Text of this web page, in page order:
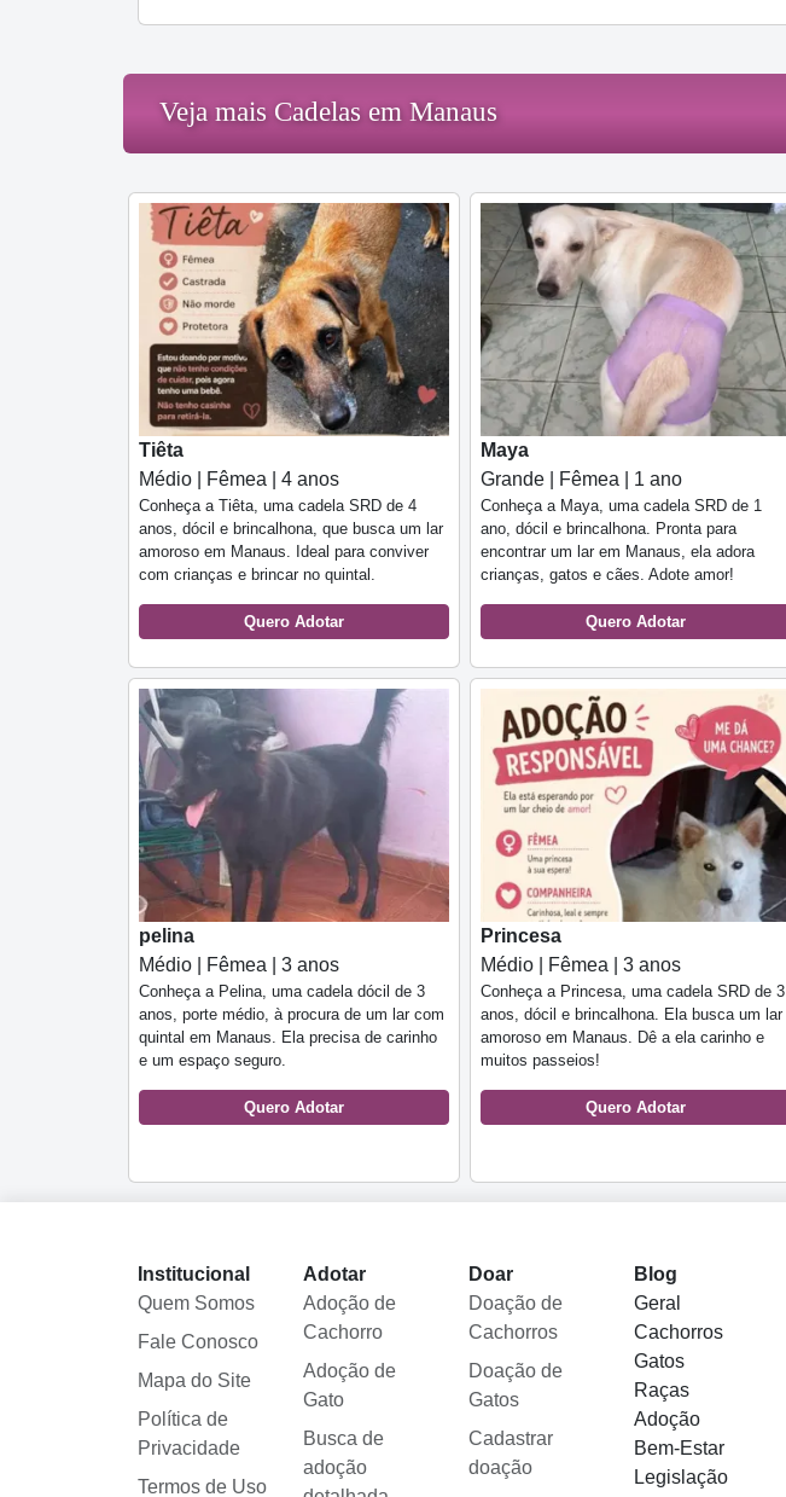
Veja mais Cadelas em Manaus
Tiêta
Médio | Fêmea | 4 anos
Conheça a Tiêta, uma cadela SRD de 4
anos, dócil e brincalhona, que busca um lar
amoroso em Manaus. Ideal para conviver
com crianças e brincar no quintal.
Quero Adotar
Maya
Grande | Fêmea | 1 ano
Conheça a Maya, uma cadela SRD de 1
ano, dócil e brincalhona. Pronta para
encontrar um lar em Manaus, ela adora
crianças, gatos e cães. Adote amor!
Quero Adotar
pelina
Médio | Fêmea | 3 anos
Conheça a Pelina, uma cadela dócil de 3
anos, porte médio, à procura de um lar com
quintal em Manaus. Ela precisa de carinho
e um espaço seguro.
Quero Adotar
Princesa
Médio | Fêmea | 3 anos
Conheça a Princesa, uma cadela SRD de 3
anos, dócil e brincalhona. Ela busca um lar
amoroso em Manaus. Dê a ela carinho e
muitos passeios!
Quero Adotar
Institucional
Quem Somos
Fale Conosco
Mapa do Site
Política de
Privacidade
Termos de Uso
Adotar
Adoção de
Cachorro
Adoção de
Gato
Busca de
adoção
Doar
Doação de
Cachorros
Doação de
Gatos
Cadastrar
doação
Blog
Geral
Cachorros
Gatos
Raças
Adoção
Bem-Estar
Legislação